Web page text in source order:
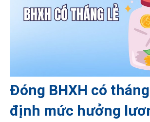
Đóng BHXH có
định mức hưởng